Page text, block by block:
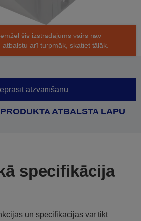
šis izstrādājums vairs nav
arī turpmāk, skatiet tālāk.
atzvanīšanu
ATBALSTA LAPU
specifikācija
un specifikācijas var tikt